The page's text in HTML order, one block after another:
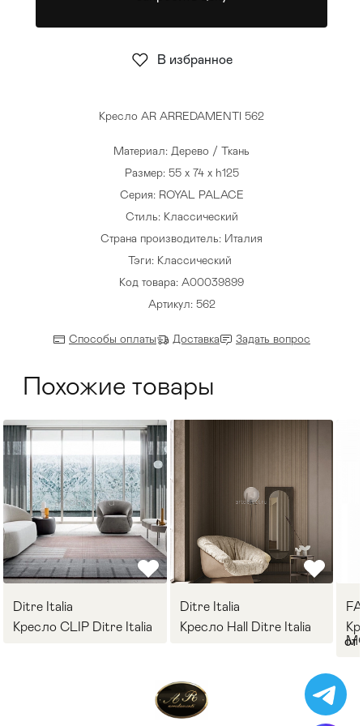
Стулья >
Кресло AR ARREDAMENTI 562
Материал: Дерево / Ткань
Размер: 55 x 74 x h125
Серия: ROYAL PALACE
Стиль: Классический
Страна производитель: Италия
Тэги: Классический
Код товара: A00039899
Артикул: 562
Способы оплаты Доставка Задать вопрос
В избранное
Похожие товары
Ditre Italia
Кресло CLIP Ditre Italia
Ditre Italia
Кресло Hall Ditre Italia
от